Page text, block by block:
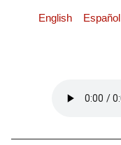
English Español